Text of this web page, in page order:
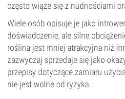
często wiąże się z nudnościami
Wiele osób opisuje je jako
doświadczenie, ale silne
roślina jest mniej atrakcyjna niż
zazwyczaj sprzedaje się jako
przepisy dotyczące zamiaru
nie jest wolne od ryzyka.